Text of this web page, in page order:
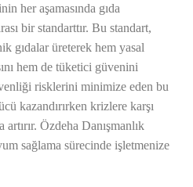
her aşamasında gıda
bir standarttır. Bu standart,
gıdalar üreterek hem yasal
hem de tüketici güvenini
risklerini minimize eden bu
kazandırırken krizlere karşı
artırır. Özdeha Danışmanlık
sağlama sürecinde işletmenize